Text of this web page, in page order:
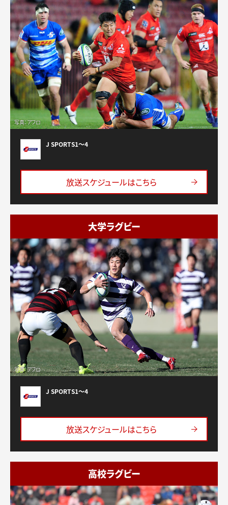
写真：アフロ
J SPORTS1〜4
放送スケジュールはこちら
大学ラグビー
写真：アフロ
J SPORTS1〜4
放送スケジュールはこちら
高校ラグビー